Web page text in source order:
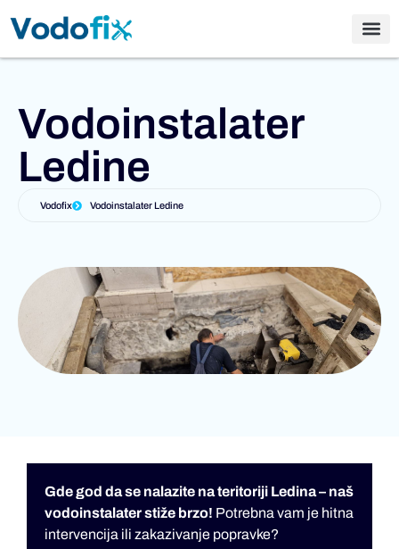
Vodofix Vodoinstalater Ledine
Vodoinstalater
Ledine
Gde god da se nalazite na teritoriji Ledina – naš
vodoinstalater stiže brzo! Potrebna vam je hitna
intervencija ili zakazivanje popravke?